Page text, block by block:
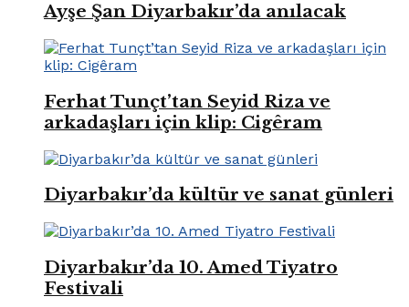
Ayşe Şan Diyarbakır’da anılacak
Ferhat Tunçt’tan Seyid Riza ve
arkadaşları için klip: Cigêram
Diyarbakır’da kültür ve sanat günleri
Diyarbakır’da 10. Amed Tiyatro
Festivali